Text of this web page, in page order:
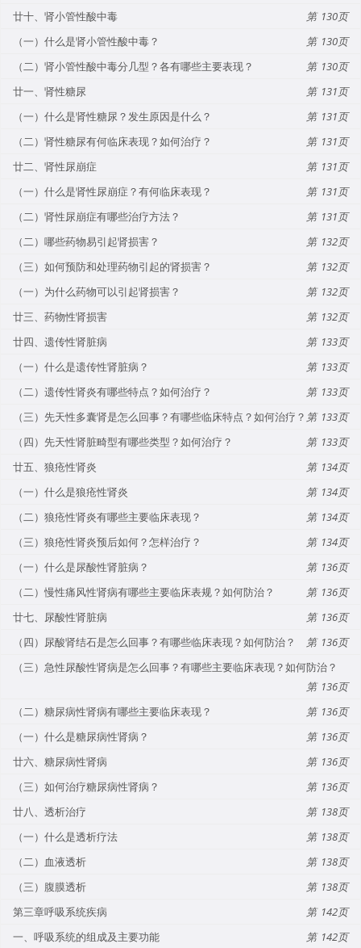
廿十、肾小管性酸中毒
130
（一）什么是肾小管性酸中毒？
130
（二）肾小管性酸中毒分几型？各有哪些主要表现？
130
廿一、肾性糖尿
131
（一）什么是肾性糖尿？发生原因是什么？
131
（二）肾性糖尿有何临床表现？如何治疗？
131
廿二、肾性尿崩症
131
（一）什么是肾性尿崩症？有何临床表现？
131
（二）肾性尿崩症有哪些治疗方法？
131
（二）哪些药物易引起肾损害？
132
（三）如何预防和处理药物引起的肾损害？
132
（一）为什么药物可以引起肾损害？
132
廿三、药物性肾损害
132
廿四、遗传性肾脏病
133
（一）什么是遗传性肾脏病？
133
（二）遗传性肾炎有哪些特点？如何治疗？
133
（三）先天性多囊肾是怎么回事？有哪些临床特点？如何治疗？
133
（四）先天性肾脏畸型有哪些类型？如何治疗？
133
廿五、狼疮性肾炎
134
（一）什么是狼疮性肾炎
134
（二）狼疮性肾炎有哪些主要临床表现？
134
（三）狼疮性肾炎预后如何？怎样治疗？
134
（一）什么是尿酸性肾脏病？
136
（二）慢性痛风性肾病有哪些主要临床表规？如何防治？
136
廿七、尿酸性肾脏病
136
（四）尿酸肾结石是怎么回事？有哪些临床表现？如何防治？
136
（三）急性尿酸性肾病是怎么回事？有哪些主要临床表现？如何防治？
136
（二）糖尿病性肾病有哪些主要临床表现？
136
（一）什么是糖尿病性肾病？
136
廿六、糖尿病性肾病
136
（三）如何治疗糖尿病性肾病？
136
廿八、透析治疗
138
（一）什么是透析疗法
138
（二）血液透析
138
（三）腹膜透析
138
第三章呼吸系统疾病
142
一、呼吸系统的组成及主要功能
142